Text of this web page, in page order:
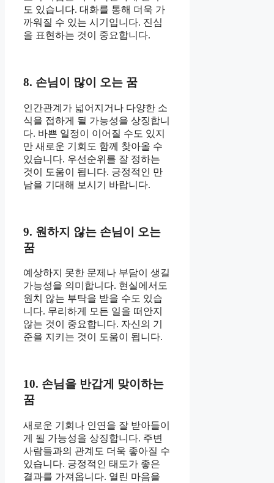
도 있습니다. 대화를 통해 더욱 가
까워질 수 있는 시기입니다. 진심
을 표현하는 것이 중요합니다.
8. 손님이 많이 오는 꿈
인간관계가 넓어지거나 다양한 소
식을 접하게 될 가능성을 상징합니
다. 바쁜 일정이 이어질 수도 있지
만 새로운 기회도 함께 찾아올 수
있습니다. 우선순위를 잘 정하는
것이 도움이 됩니다. 긍정적인 만
남을 기대해 보시기 바랍니다.
9. 원하지 않는 손님이 오는
꿈
예상하지 못한 문제나 부담이 생길
가능성을 의미합니다. 현실에서도
원치 않는 부탁을 받을 수도 있습
니다. 무리하게 모든 일을 떠안지
않는 것이 중요합니다. 자신의 기
준을 지키는 것이 도움이 됩니다.
10. 손님을 반갑게 맞이하는
꿈
새로운 기회나 인연을 잘 받아들이
게 될 가능성을 상징합니다. 주변
사람들과의 관계도 더욱 좋아질 수
있습니다. 긍정적인 태도가 좋은
결과를 가져옵니다. 열린 마음을